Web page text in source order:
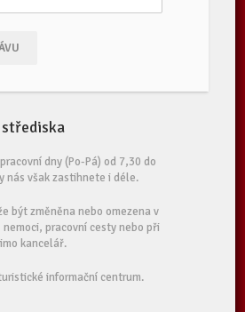
dny (Po-Pá) od 7,30 do
nás však zastihnete i déle.
být změněna nebo omezena v
pracovní cesty nebo při
kancelář.
informační centrum.